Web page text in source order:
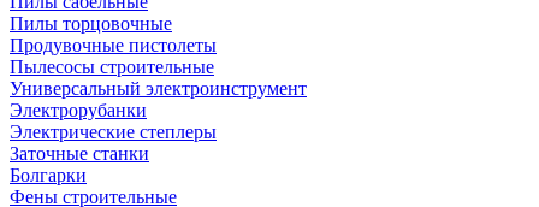
Пилы торцовочные
Продувочные пистолеты
Пылесосы строительные
Универсальный электроинструмент
Электрорубанки
Электрические степлеры
Заточные станки
Болгарки
Фены строительные